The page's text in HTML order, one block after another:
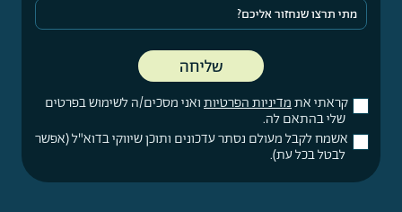
קראתי אתמדיניות הפרטיותואני מסכים/ה לשימוש בפרטים
שלי בהתאם לה.
אשמח לקבל מעולם נסתר עדכונים ותוכן שיווקי בדוא"ל (אפשר
לבטל בכל עת).